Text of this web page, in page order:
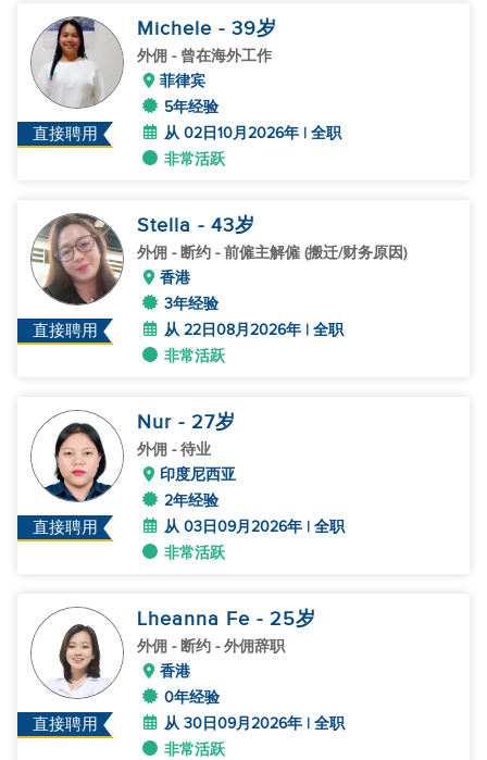
直接聘用
Michele - 39岁
外佣 - 曾在海外工作
菲律宾
5年经验
从 02日10月2026年 | 全职
非常活跃
直接聘用
Stella - 43岁
外佣 - 断约 - 前僱主解僱 (搬迁/财务原因)
香港
3年经验
从 22日08月2026年 | 全职
非常活跃
直接聘用
Nur - 27岁
外佣 - 待业
印度尼西亚
2年经验
从 03日09月2026年 | 全职
非常活跃
直接聘用
Lheanna Fe - 25岁
外佣 - 断约 - 外佣辞职
香港
0年经验
从 30日09月2026年 | 全职
非常活跃